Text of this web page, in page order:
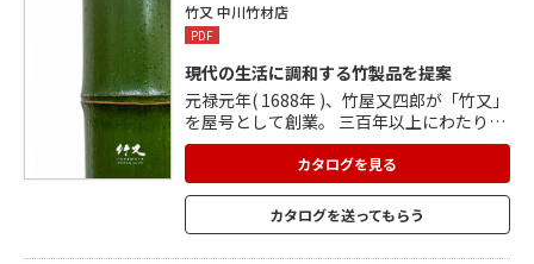
竹又 中川竹材店
PDF
現代の生活に調和する竹製品を提案
元禄元年( 1688年 )、竹屋又四郎が「竹又」
を屋号として創業。 三百年以上にわたり
脈々と受け継がれてきた伝統を守る一方
で、その時代ごとのニーズに応える柔軟性
を持ち続けてきました。 良質の京銘竹を使
用し、普段使いの小物、雑貨から庭園の竹
垣に至るまで幅広くデザイン、製作、施工
カタログを見る
カタログを送ってもらう